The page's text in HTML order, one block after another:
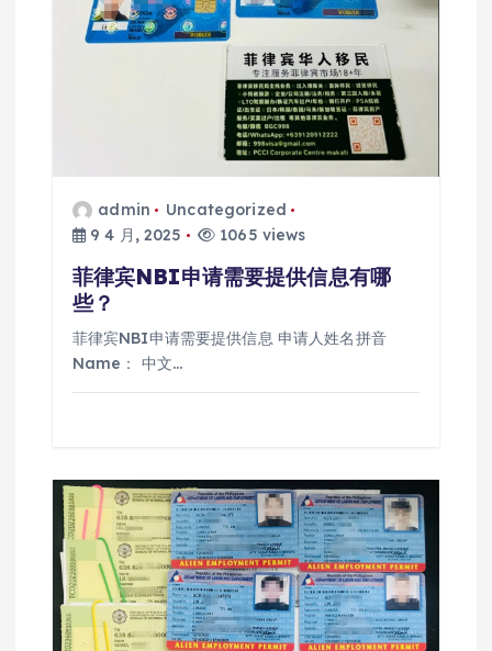
admin
Uncategorized
9 4 月, 2025
1065 views
菲律宾NBI申请需要提供信息有哪
些？
菲律宾NBI申请需要提供信息 申请人姓名拼音
Name： 中文…